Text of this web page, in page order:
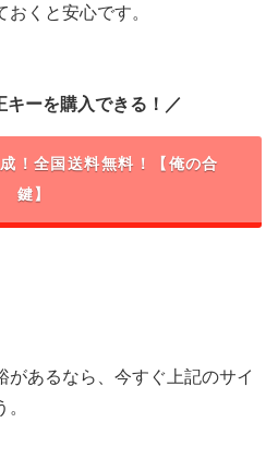
くと安心です。
キーを購入できる！／
！全国送料無料！【俺の合
鍵】
があるなら、今すぐ上記のサイ